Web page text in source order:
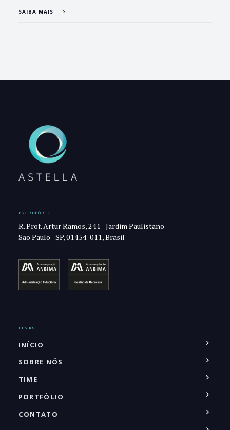
SAIBA MAIS
ESCRITÓRIO
R. Prof. Artur Ramos, 241 - Jardim Paulistano
São Paulo - SP, 01454-011, Brasil
LINKS
INÍCIO
SOBRE NÓS
TIME
PORTFÓLIO
CONTATO